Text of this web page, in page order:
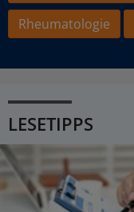
Rheumatologie
LESETIPPS